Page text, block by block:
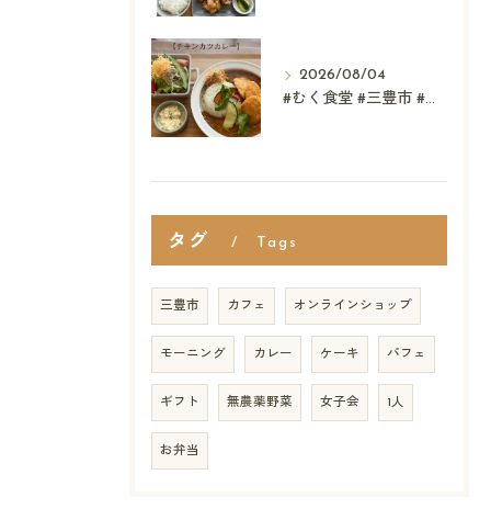
2026/08/04
#むく食堂 #三豊市 #テイクアウト #高屋神社 #...
タグ Tags
三豊市 カフェ オンラインショップ
モーニング カレー ケーキ パフェ
ギフト 無農薬野菜 女子会 1人
お弁当